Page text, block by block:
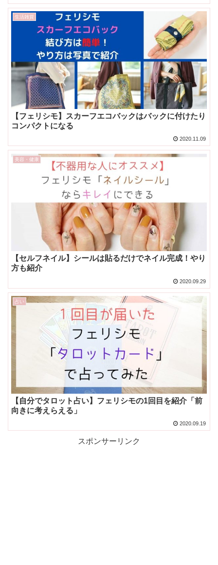
生活雑貨
【フェリシモ】スカーフエコバックはバックに付けたり
コンパクトになる
2020.11.09
美容・健康
【セルフネイル】シールは貼るだけでネイル完成！やり
方も紹介
2020.09.29
占い
【自分でタロット占い】フェリシモの1回目を紹介「前
向きに考えらえる」
2020.09.19
スポンサーリンク